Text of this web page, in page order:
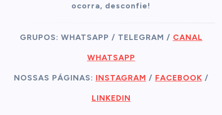
ocorra, desconfie!
GRUPOS: WHATSAPP / TELEGRAM / CANAL
WHATSAPP
NOSSAS PÁGINAS: INSTAGRAM / FACEBOOK /
LINKEDIN